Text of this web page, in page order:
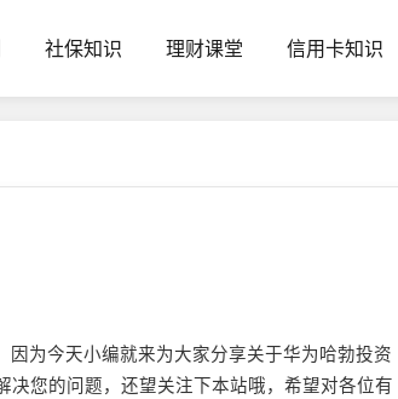
社保知识 理财课堂 信用卡知识
为今天小编就来为大家分享关于华为哈勃投资
您的问题，还望关注下本站哦，希望对各位有